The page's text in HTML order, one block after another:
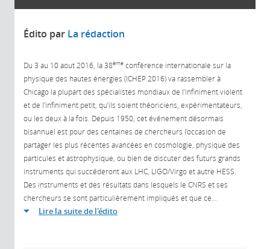
Édito par La rédaction
Du 3 au 10 aout 2016, la 38ème conférence internationale sur la
physique des hautes énergies (ICHEP 2016) va rassembler à
Chicago la plupart des spécialistes mondiaux de l’infiniment violent
et de l’infiniment petit, qu’ils soient théoriciens, expérimentateurs,
ou les deux à la fois. Depuis 1950, cet événement désormais
bisannuel est pour des centaines de chercheurs l’occasion de
partager les plus récentes avancées en cosmologie, physique des
particules et astrophysique, ou bien de discuter des futurs grands
instruments qui succéderont aux LHC, LIGO/Virgo et autre HESS.
Des instruments et des résultats dans lesquels le CNRS et ses
chercheurs se sont particulièrement impliqués et que ce
Lire la suite de l'édito